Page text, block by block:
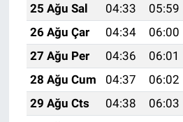
25 Ağu Sal
04:33 05:59
26 Ağu Çar
04:34 06:00
27 Ağu Per
04:36 06:01
28 Ağu Cum
04:37 06:02
29 Ağu Cts
04:38 06:03